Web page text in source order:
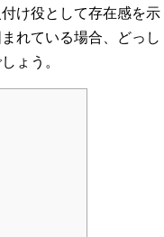
け役として存在感を示
れている場合、どっし
ょう。